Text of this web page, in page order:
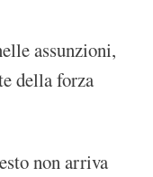
assunzioni,
della forza
non arriva